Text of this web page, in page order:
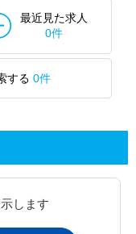
最近見た求人
0件
する 0件
します